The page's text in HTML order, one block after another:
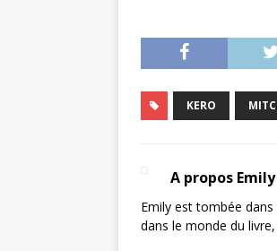
KERO
A propos
Emily est tombée
dans le monde du